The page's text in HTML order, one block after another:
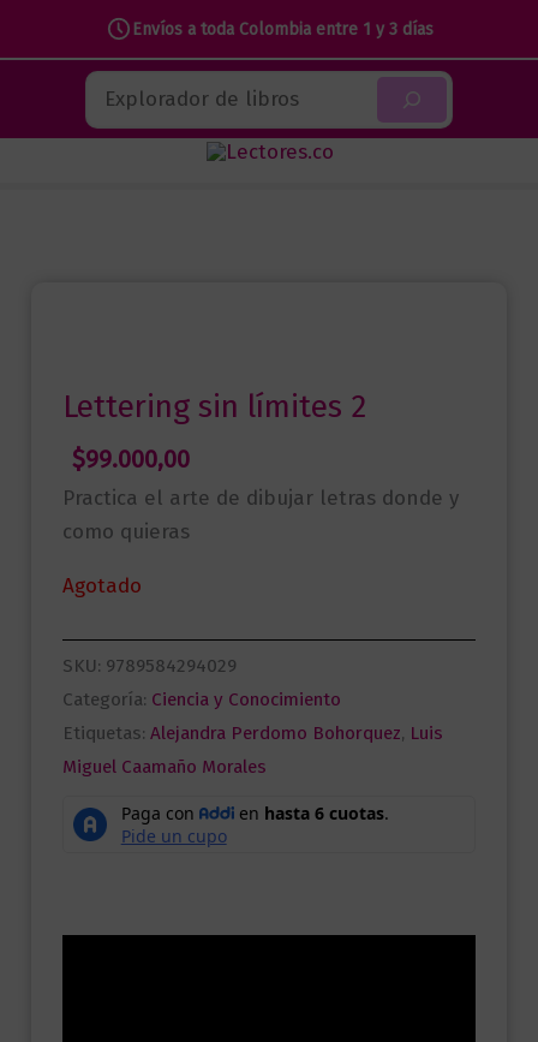
Envíos a toda Colombia entre 1 y 3 días
contenido
Buscar
Lettering sin límites 2
$99.000,00
Practica el arte de dibujar letras donde y
como quieras
Agotado
SKU: 9789584294029
Categoría: Ciencia y Conocimiento
Etiquetas: Alejandra Perdomo Bohorquez, Luis
Miguel Caamaño Morales